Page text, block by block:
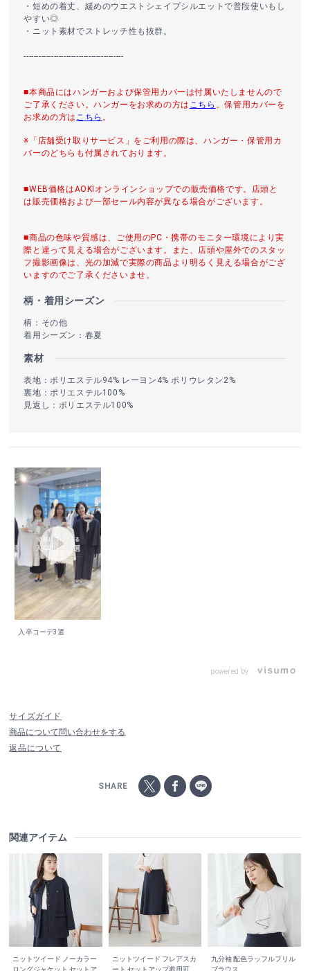
・短めの着丈、緩めのウエストシェイプシルエットで普段使いもし
やすい◎
・ニット素材でストレッチ性も抜群。
----------------------------------------
■本商品にはハンガーおよび保管用カバーは付属いたしませんので
ご了承ください。ハンガーをお求めの方は こちら 。保管用カバーを
お求めの方は こちら 。
※「店舗受け取りサービス」をご利用の際は、ハンガー・保管用カ
バーのどちらも付属されております。
■WEB価格はAOKIオンラインショップでの販売価格です。店頭と
は販売価格および一部セール内容が異なる場合がございます。
■商品の色味や質感は、ご使用のPC・携帯のモニター環境により実
際と違って見える場合がございます。また、店頭や屋外でのスタッ
フ撮影画像は、光の加減で実際の商品より明るく見える場合がござ
いますのでご了承くださいませ。
柄・着用シーズン
柄：その他
着用シーズン：春夏
素材
表地：ポリエステル94% レーヨン4% ポリウレタン2%
裏地：ポリエステル100%
見返し：ポリエステル100%
入卒コーデ3選
powered by
サイズガイド
商品について問い合わせをする
返品について
SHARE
関連アイテム
ニットツイード ノーカラー
ロングジャケット セットア
ニットツイード フレアスカ
ート セットアップ着用可
九分袖 配色ラッフルフリル
ブラウス